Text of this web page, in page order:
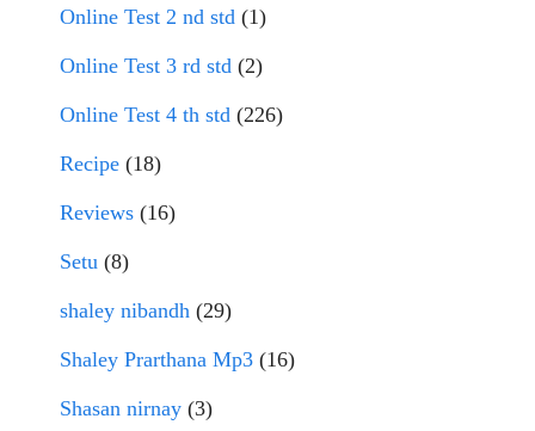
Online Test 2 nd std (1)
Online Test 3 rd std (2)
Online Test 4 th std (226)
Recipe (18)
Reviews (16)
Setu (8)
shaley nibandh (29)
Shaley Prarthana Mp3 (16)
Shasan nirnay (3)